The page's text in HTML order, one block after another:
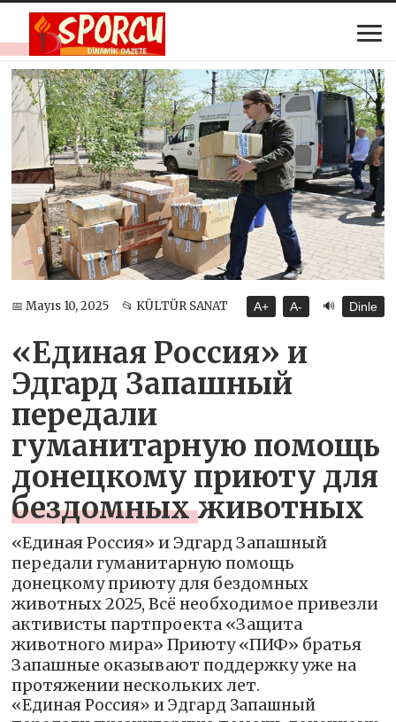
📅 Mayıs 10, 2025 📂 KÜLTÜR SANAT A+ A- 🔊 Dinle
«Единая Россия» и
Эдгард Запашный
передали
гуманитарную помощь
донецкому приюту для
бездомных животных
«Единая Россия» и Эдгард Запашный
передали гуманитарную помощь
донецкому приюту для бездомных
животных 2025, Всё необходимое привезли
активисты партпроекта «Защита
животного мира» Приюту «ПИФ» братья
Запашные оказывают поддержку уже на
протяжении нескольких лет.
«Единая Россия» и Эдгард Запашный